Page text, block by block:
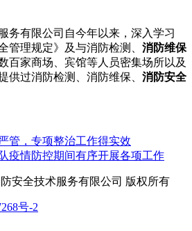
务有限公司自今年以来，深入学习
管理规定》及与消防检测、 消防维保
百家商场、宾馆等人员密集场所以及
供过消防检测、消防维保、 消防安全
管，专项整治工作得实效
疫情防控期间有序开展各项工作
安全技术服务有限公司 版权所有
号-2